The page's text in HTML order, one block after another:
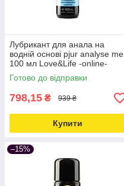
Лубрикант для анала на
водній основі pjur analyse me
100 мл Love&Life -online-
multimarket-
Готово до відправки
798,15 ₴ 939 ₴
Купити
–15%